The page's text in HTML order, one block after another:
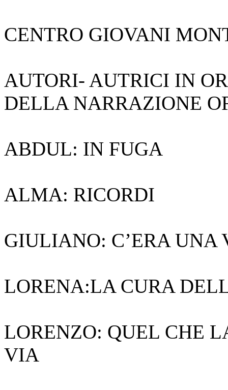
CENTRO GIOVANI
AUTORI- AUTRICI IN
DELLA NARRAZIONE
ABDUL: IN FUGA
ALMA: RICORDI
GIULIANO: C’ERA UNA
LORENA:LA CURA
LORENZO: QUEL CHE
VIA